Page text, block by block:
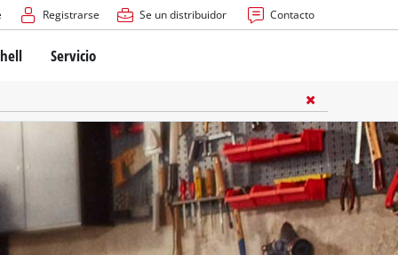
Registrarse Se un distribuidor Contacto
Servicio